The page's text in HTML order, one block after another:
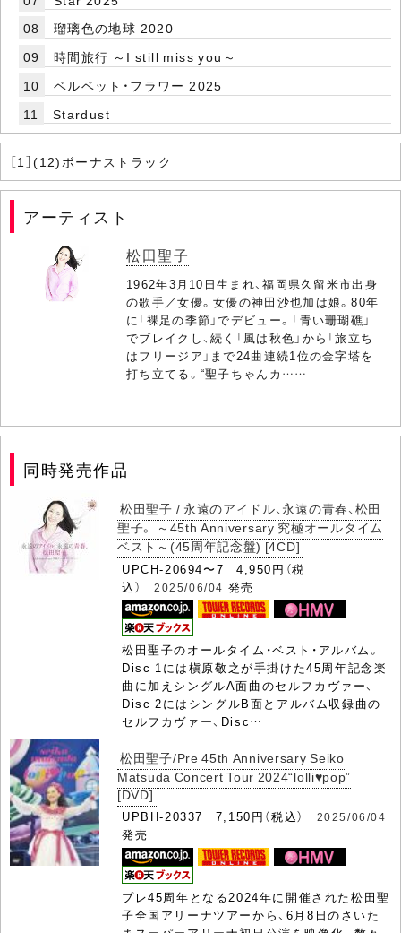
08
瑠璃色の地球 2020
09
時間旅行 ～I still miss you～
10
ベルベット・フラワー 2025
11
Stardust
［1］(12)ボーナストラック
アーティスト
松田聖子
1962年3月10日生まれ、福岡県久留米市出身
の歌手／女優。女優の神田沙也加は娘。80年
に「裸足の季節」でデビュー。「青い珊瑚礁」
でブレイクし、続く「風は秋色」から「旅立ち
はフリージア」まで24曲連続1位の金字塔を
打ち立てる。“聖子ちゃんカ……
同時発売作品
松田聖子 / 永遠のアイドル、永遠の青春、松田
聖子。 ～45th Anniversary 究極オールタイム
ベスト～(45周年記念盤) [4CD]
UPCH-20694〜7 4,950円（税
込） 2025/06/04 発売
松田聖子のオールタイム・ベスト・アルバム。
Disc 1には槇原敬之が手掛けた45周年記念楽
曲に加えシングルA面曲のセルフカヴァー、
Disc 2にはシングルB面とアルバム収録曲の
セルフカヴァー、Disc…
松田聖子/Pre 45th Anniversary Seiko
Matsuda Concert Tour 2024“lolli♥pop”
[DVD]
UPBH-20337 7,150円（税込） 2025/06/04
発売
プレ45周年となる2024年に開催された松田聖
子全国アリーナツアーから、6月8日のさいた